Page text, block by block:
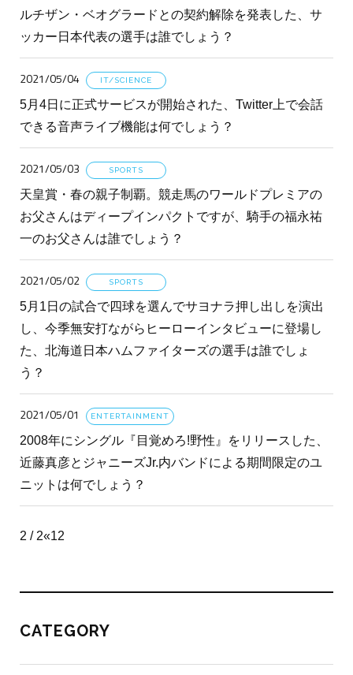
ルチザン・ベオグラードとの契約解除を発表した、サ
ッカー日本代表の選手は誰でしょう？
2021/05/04 IT/SCIENCE
5月4日に正式サービスが開始された、Twitter上で会話
できる音声ライブ機能は何でしょう？
2021/05/03 SPORTS
天皇賞・春の親子制覇。競走馬のワールドプレミアの
お父さんはディープインパクトですが、騎手の福永祐
一のお父さんは誰でしょう？
2021/05/02 SPORTS
5月1日の試合で四球を選んでサヨナラ押し出しを演出
し、今季無安打ながらヒーローインタビューに登場し
た、北海道日本ハムファイターズの選手は誰でしょ
う？
2021/05/01 ENTERTAINMENT
2008年にシングル『目覚めろ!野性』をリリースした、
近藤真彦とジャニーズJr.内バンドによる期間限定のユ
ニットは何でしょう？
2 / 2«12
CATEGORY